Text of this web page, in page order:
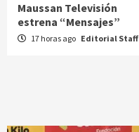
Maussan Televisión
estrena “Mensajes”
17 horas ago Editorial Staff